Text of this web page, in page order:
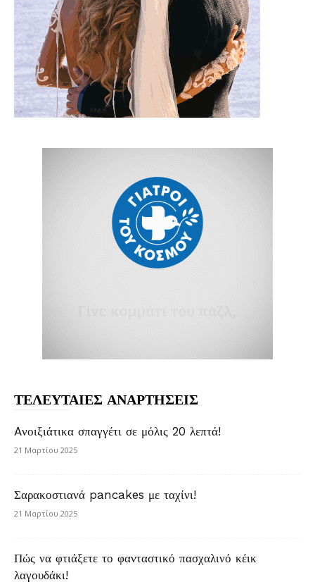
ΤΕΛΕΥΤΑΙΕΣ ΑΝΑΡΤΗΣΕΙΣ
Aνοιξιάτικα σπαγγέτι σε μόλις 20 λεπτά!
21 Μαρτίου 2025
Σαρακοστιανά pancakes με ταχίνι!
21 Μαρτίου 2025
Πώς να φτιάξετε το φανταστικό πασχαλινό κέικ
λαγουδάκι!